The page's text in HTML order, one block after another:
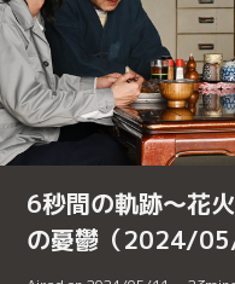
6秒間の軌跡～花
の憂鬱（2024/